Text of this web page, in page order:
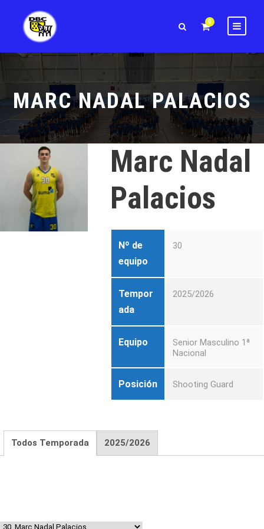
0
MARC NADAL PALACIOS
Marc Nadal
Palacios
Nº de
equipo
30
Tempor
ada
2025/2026
Equipo
Senior Masculino 1ª
Nacional
Posición Shooting Guard
Todos Temporada 2025/2026